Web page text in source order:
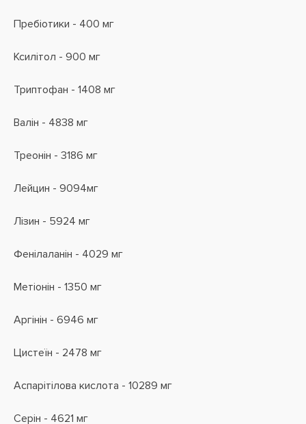
Пребіотики - 400 мг
Ксилітол - 900 мг
Триптофан - 1408 мг
Валін - 4838 мг
Треонін - 3186 мг
Лейцин - 9094мг
Лізин - 5924 мг
Фенілаланін - 4029 мг
Метіонін - 1350 мг
Аргінін - 6946 мг
Цистеїн - 2478 мг
Аспарітілова кислота - 10289 мг
Серін - 4621 мг